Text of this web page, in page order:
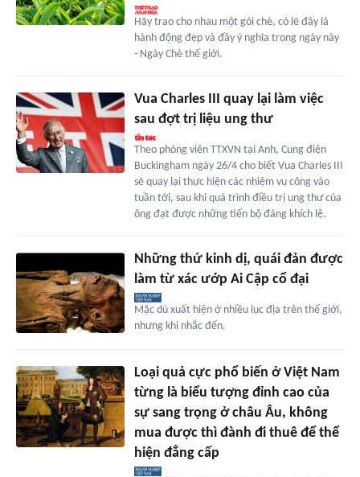
Hãy trao cho nhau một gói chè, có lẽ đây là
hành động đẹp và đầy ý nghĩa trong ngày này
- Ngày Chè thế giới.
Vua Charles III quay lại làm việc
sau đợt trị liệu ung thư
Theo phóng viên TTXVN tại Anh, Cung điện
Buckingham ngày 26/4 cho biết Vua Charles III
sẽ quay lại thực hiện các nhiệm vụ công vào
tuần tới, sau khi quá trình điều trị ung thư của
ông đạt được những tiến bộ đáng khích lệ.
Những thứ kinh dị, quái đản được
làm từ xác ướp Ai Cập cổ đại
Mặc dù xuất hiện ở nhiều lục địa trên thế giới,
nhưng khi nhắc đến.
Loại quả cực phổ biến ở Việt Nam
từng là biểu tượng đỉnh cao của
sự sang trọng ở châu Âu, không
mua được thì đành đi thuê để thể
hiện đẳng cấp